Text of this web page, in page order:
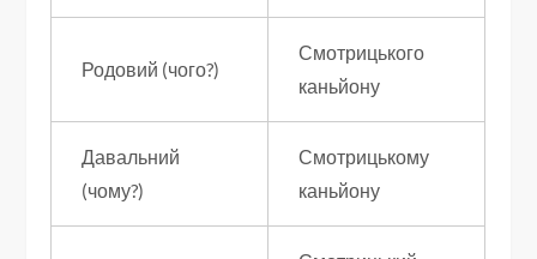
Родовий (чого?)
Смотрицького
каньйону
Давальний
(чому?)
Смотрицькому
каньйону